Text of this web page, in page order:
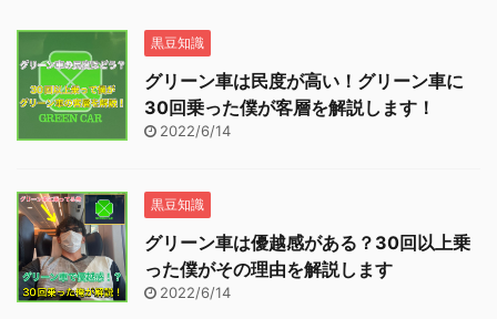
黒豆知識
グリーン車は民度が高い！グリーン車に
30回乗った僕が客層を解説します！
2022/6/14
黒豆知識
グリーン車は優越感がある？30回以上乗
った僕がその理由を解説します
2022/6/14